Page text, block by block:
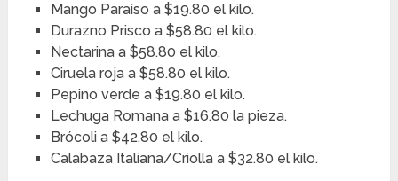
Mango Paraíso a $19.80 el kilo.
Durazno Prisco a $58.80 el kilo.
Nectarina a $58.80 el kilo.
Ciruela roja a $58.80 el kilo.
Pepino verde a $19.80 el kilo.
Lechuga Romana a $16.80 la pieza.
Brócoli a $42.80 el kilo.
Calabaza Italiana/Criolla a $32.80 el kilo.